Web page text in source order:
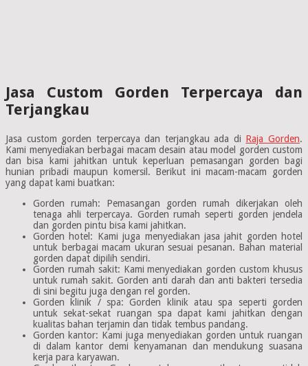
Jasa Custom Gorden Terpercaya dan
Terjangkau
Jasa custom gorden terpercaya dan terjangkau ada di Raja Gorden.
Kami menyediakan berbagai macam desain atau model gorden custom
dan bisa kami jahitkan untuk keperluan pemasangan gorden bagi
hunian pribadi maupun komersil. Berikut ini macam-macam gorden
yang dapat kami buatkan:
Gorden rumah: Pemasangan gorden rumah dikerjakan oleh
tenaga ahli terpercaya. Gorden rumah seperti gorden jendela
dan gorden pintu bisa kami jahitkan.
Gorden hotel: Kami juga menyediakan jasa jahit gorden hotel
untuk berbagai macam ukuran sesuai pesanan. Bahan material
gorden dapat dipilih sendiri.
Gorden rumah sakit: Kami menyediakan gorden custom khusus
untuk rumah sakit. Gorden anti darah dan anti bakteri tersedia
di sini begitu juga dengan rel gorden.
Gorden klinik / spa: Gorden klinik atau spa seperti gorden
untuk sekat-sekat ruangan spa dapat kami jahitkan dengan
kualitas bahan terjamin dan tidak tembus pandang.
Gorden kantor: Kami juga menyediakan gorden untuk ruangan
di dalam kantor demi kenyamanan dan mendukung suasana
kerja para karyawan.